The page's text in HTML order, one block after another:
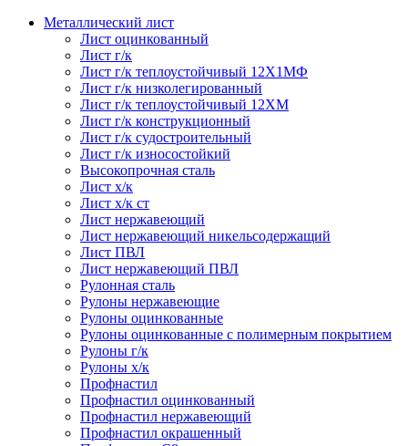
Металлический лист
Лист оцинкованный
Лист г/к
Лист г/к теплоустойчивый 12Х1МФ
Лист г/к низколегированный
Лист г/к теплоустойчивый 12ХМ
Лист г/к конструкционный
Лист г/к судостроительный
Лист г/к износостойкий
Высокопрочная сталь
Лист х/к
Лист х/к ст
Лист нержавеющий
Лист нержавеющий никельсодержащий
Лист ПВЛ
Лист нержавеющий ПВЛ
Рулонная сталь
Рулоны нержавеющие
Рулоны оцинкованные
Рулоны оцинкованные с полимерным покрытием
Рулоны г/к
Рулоны х/к
Профнастил
Профнастил оцинкованный
Профнастил нержавеющий
Профнастил окрашенный